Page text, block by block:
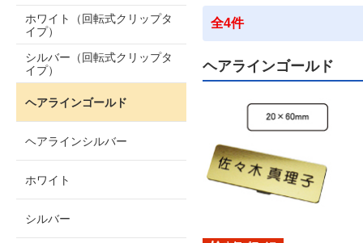
全4件
ヘアラインゴールド
ホワイト（回転式クリップタ
イプ）
シルバー（回転式クリップタ
イプ）
ヘアラインゴールド
ヘアラインシルバー
ホワイト
シルバー